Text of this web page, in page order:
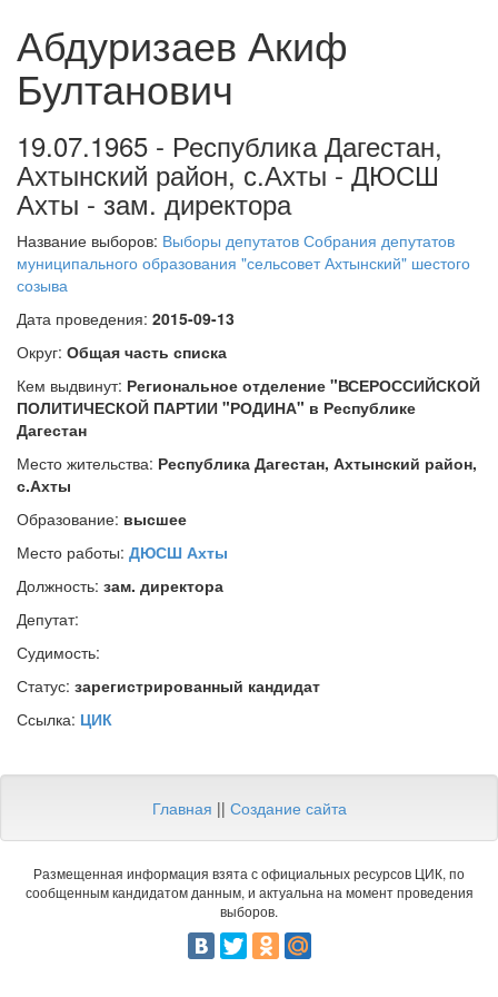
Абдуризаев Акиф
Бултанович
19.07.1965 - Республика Дагестан,
Ахтынский район, с.Ахты - ДЮСШ
Ахты - зам. директора
Название выборов: Выборы депутатов Собрания депутатов
муниципального образования "сельсовет Ахтынский" шестого
созыва
Дата проведения: 2015-09-13
Округ: Общая часть списка
Кем выдвинут: Региональное отделение "ВСЕРОССИЙСКОЙ
ПОЛИТИЧЕСКОЙ ПАРТИИ "РОДИНА" в Республике
Дагестан
Место жительства: Республика Дагестан, Ахтынский район,
с.Ахты
Образование: высшее
Место работы: ДЮСШ Ахты
Должность: зам. директора
Депутат:
Судимость:
Статус: зарегистрированный кандидат
Ссылка: ЦИК
Главная || Создание сайта
Размещенная информация взята с официальных ресурсов ЦИК, по
сообщенным кандидатом данным, и актуальна на момент проведения
выборов.